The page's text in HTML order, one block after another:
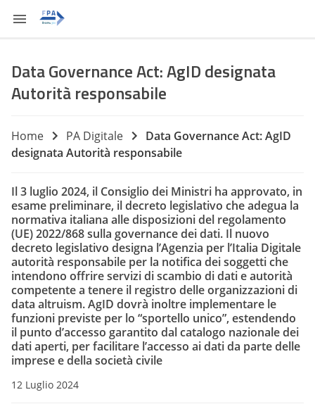
Data Governance Act: AgID designata
Autorità responsabile
Home PA Digitale
Data Governance Act: AgID
designata Autorità responsabile
Il 3 luglio 2024, il Consiglio dei Ministri ha approvato, in
esame preliminare, il decreto legislativo che adegua la
normativa italiana alle disposizioni del regolamento
(UE) 2022/868 sulla governance dei dati. Il nuovo
decreto legislativo designa l’Agenzia per l’Italia Digitale
autorità responsabile per la notifica dei soggetti che
intendono offrire servizi di scambio di dati e autorità
competente a tenere il registro delle organizzazioni di
data altruism. AgID dovrà inoltre implementare le
funzioni previste per lo “sportello unico”, estendendo
il punto d’accesso garantito dal catalogo nazionale dei
dati aperti, per facilitare l’accesso ai dati da parte delle
imprese e della società civile
12 Luglio 2024